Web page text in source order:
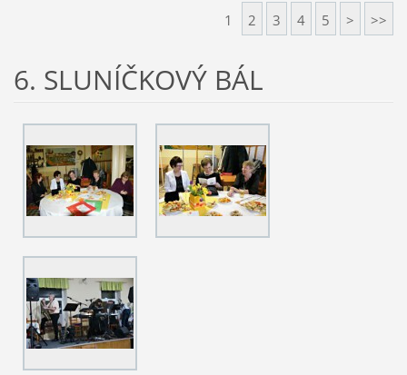
1 2 3 4 5 > >>
6. SLUNÍČKOVÝ BÁL